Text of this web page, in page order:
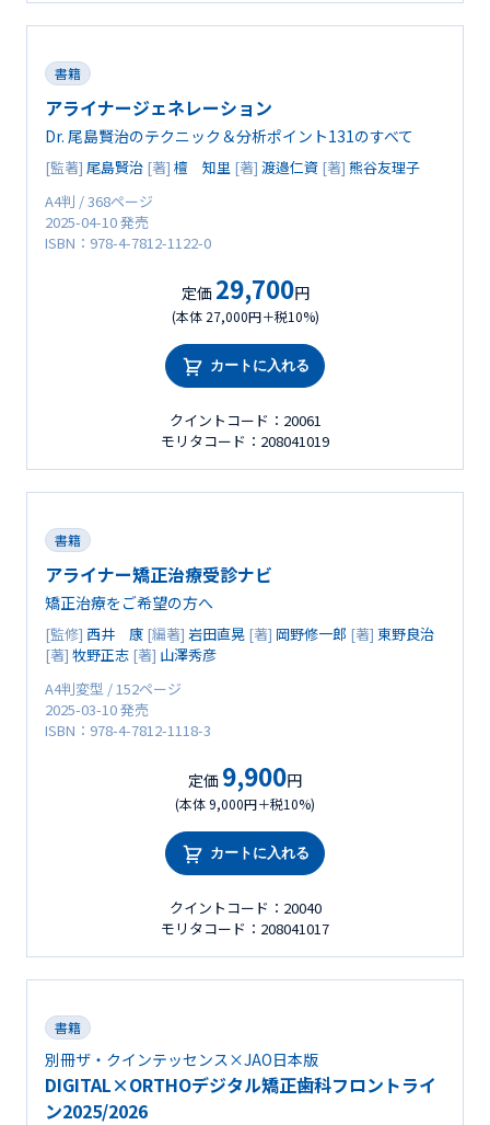
書籍
アライナージェネレーション
Dr. 尾島賢治のテクニック＆分析ポイント131のすべて
[監著] 尾島賢治 [著] 檀 知里 [著] 渡邉仁資 [著] 熊谷友理子
A4判 / 368ページ
2025-04-10 発売
ISBN：978-4-7812-1122-0
定価 29,700円
(本体 27,000円＋税10%)
カートに入れる
クイントコード：20061
モリタコード：208041019
書籍
アライナー矯正治療受診ナビ
矯正治療をご希望の方へ
[監修] 西井 康 [編著] 岩田直晃 [著] 岡野修一郎 [著] 東野良治
[著] 牧野正志 [著] 山澤秀彦
A4判変型 / 152ページ
2025-03-10 発売
ISBN：978-4-7812-1118-3
定価 9,900円
(本体 9,000円＋税10%)
カートに入れる
クイントコード：20040
モリタコード：208041017
書籍
別冊ザ・クインテッセンス×JAO日本版
DIGITAL×ORTHOデジタル矯正歯科フロントライ
ン2025/2026